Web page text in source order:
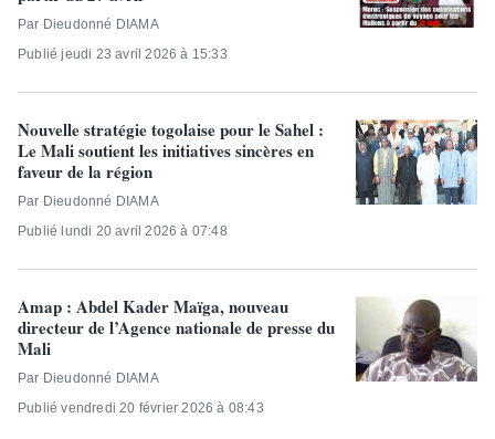
Par Dieudonné DIAMA
Publié jeudi 23 avril 2026 à 15:33
Nouvelle stratégie togolaise pour le Sahel :
Le Mali soutient les initiatives sincères en
faveur de la région
Par Dieudonné DIAMA
Publié lundi 20 avril 2026 à 07:48
Amap : Abdel Kader Maïga, nouveau
directeur de l’Agence nationale de presse du
Mali
Par Dieudonné DIAMA
Publié vendredi 20 février 2026 à 08:43